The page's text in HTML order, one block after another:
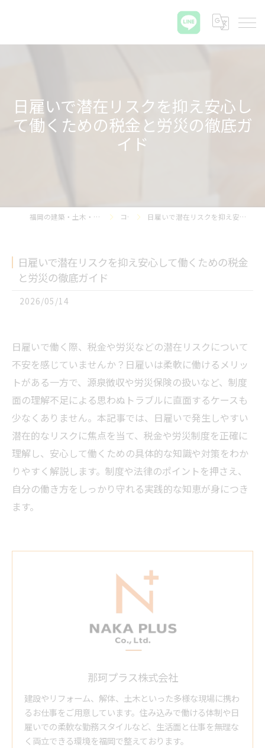
日雇いで潜在リスクを抑え安心し
て働くための税金と労災の徹底ガ
イド
福岡の建築・土木・解体なら那珂プラス株式会社 コラム 日雇いで潜在リスクを抑え安心して働くための税金と労災の徹底ガイド
日雇いで潜在リスクを抑え安心して働くための税金
と労災の徹底ガイド
2026/05/14
日雇いで働く際、税金や労災などの潜在リスクについて
不安を感じていませんか？日雇いは柔軟に働けるメリッ
トがある一方で、源泉徴収や労災保険の扱いなど、制度
面の理解不足による思わぬトラブルに直面するケースも
少なくありません。本記事では、日雇いで発生しやすい
潜在的なリスクに焦点を当て、税金や労災制度を正確に
理解し、安心して働くための具体的な知識や対策をわか
りやすく解説します。制度や法律のポイントを押さえ、
自分の働き方をしっかり守れる実践的な知恵が身につき
ます。
那珂プラス株式会社
建設やリフォーム、解体、土木といった多様な現場に携わ
るお仕事をご用意しています。住み込みで働ける体制や日
雇いでの柔軟な勤務スタイルなど、生活面と仕事を無理な
く両立できる環境を福岡で整えております。